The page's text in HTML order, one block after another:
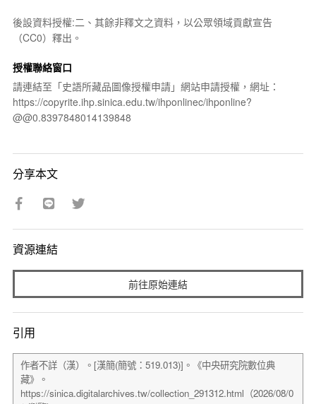
後設資料授權:二、其餘非釋文之資料，以公眾領域貢獻宣告
（CC0）釋出。
授權聯絡窗口
請連結至「史語所藏品圖像授權申請」網站申請授權，網址：
https://copyrite.ihp.sinica.edu.tw/ihponlinec/ihponline?
@@0.8397848014139848
分享本文
資源連結
前往原始連結
引用